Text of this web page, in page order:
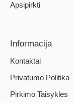
Apsipirkti
Informacija
Kontaktai
Privatumo Politika
Pirkimo Taisyklės